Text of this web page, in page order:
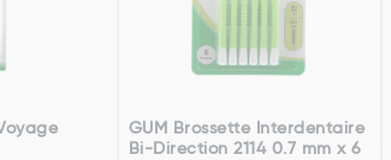
GUM Brossette Interdentaire
Bi-Direction 2114 0.7 mm x 6